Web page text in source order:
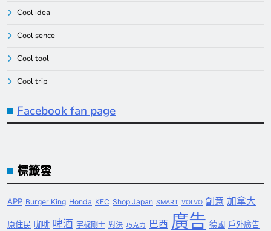
Cool idea
Cool sence
Cool tool
Cool trip
Facebook fan page
標籤雲
APP Burger King Honda KFC Shop Japan SMART VOLVO 創意 加拿大
原住民 咖啡 啤酒 宇梶剛士 對決 巧克力 巴西 廣告 德國 戶外廣告